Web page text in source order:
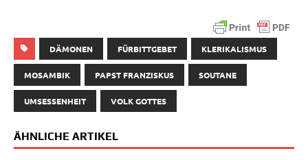
DÄMONEN FÜRBITTGEBET KLERIKALISMUS
MOSAMBIK PAPST FRANZISKUS SOUTANE
UMSESSENHEIT VOLK GOTTES
ÄHNLICHE ARTIKEL